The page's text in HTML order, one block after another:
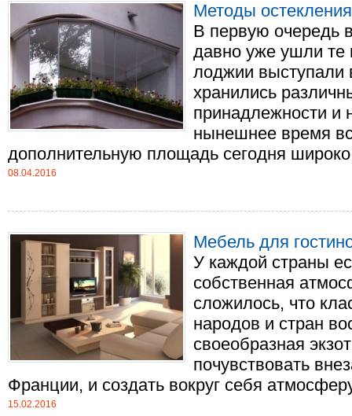
Методы
В первую очередь
давно уже ушли те
лоджии выступали
хранились
принадлежности
нынешнее время
дополнительную площадь сегодня
08.04.2016
Мебель для
У каждой страны
собственная
сложилось, что
народов и стран
своеобразная
почувствовать
Франции, и создать вокруг себя
15.02.2016